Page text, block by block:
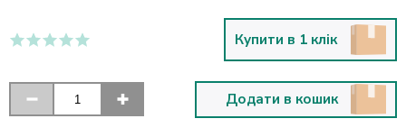
Купити в 1 клік
Додати в кошик